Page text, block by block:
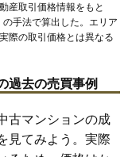
産取引価格情報をもと
手法で算出した。エリア
際の取引価格とは異なる
過去の売買事例
古マンションの成
見てみよう。実際